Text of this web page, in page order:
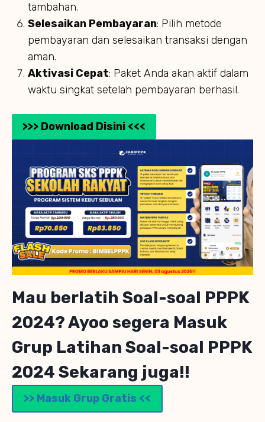
tambahan.
Selesaikan Pembayaran: Pilih metode
pembayaran dan selesaikan transaksi dengan
aman.
Aktivasi Cepat: Paket Anda akan aktif dalam
waktu singkat setelah pembayaran berhasil.
>>> Download Disini <<<
Mau berlatih Soal-soal PPPK
2024? Ayoo segera Masuk
Grup Latihan Soal-soal PPPK
2024 Sekarang juga!!
>> Masuk Grup Gratis <<